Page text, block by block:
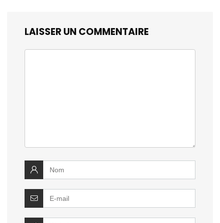
LAISSER UN COMMENTAIRE